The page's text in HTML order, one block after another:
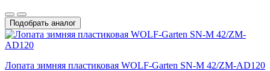
Подобрать аналог
Лопата зимняя пластиковая WOLF-Garten SN-M 42/ZM-AD120